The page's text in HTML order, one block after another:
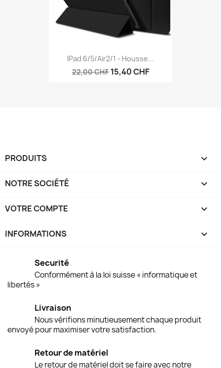
IPad 6/5/air2/1 - Housse...
22,00 CHF 15,40 CHF
PRODUITS 
NOTRE SOCIÉTÉ 
VOTRE COMPTE 
INFORMATIONS keyboard_arrow_down
Securité
Conformément à la loi suisse « informatique et
libertés »
Livraison
Nous vérifions minutieusement chaque produit
envoyé pour maximiser votre satisfaction.
Retour de matériel
Le retour de matériel doit se faire avec notre